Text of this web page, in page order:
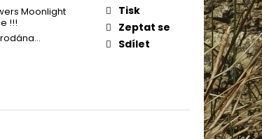
Moonlight
!!!
Tisk
Zeptat se
Sdílet